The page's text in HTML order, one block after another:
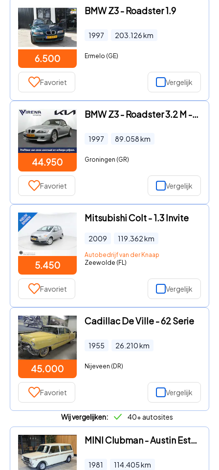
6.500
BMW Z3 - Roadster 1.9
1997 203.126km
Ermelo (GE)
Favoriet Vergelijk
44.950
BMW Z3 - Roadster 3.2 M - Airco - Stoelverwarming - 321 PK - Virena Z
1997 89.058km
Groningen (GR)
Favoriet Vergelijk
5.450
Mitsubishi Colt - 1.3 Invite
2009 119.362km
Autobedrijf van der Knaap
Zeewolde (FL)
Favoriet Vergelijk
45.000
Cadillac De Ville - 62 Serie
1955 26.210km
Nijeveen (DR)
Favoriet Vergelijk
Wij vergelijken: 40+ autosites
MINI Clubman - Austin Estate 1000. Gave Italiaanse auto. Hoedenplank
1981 114.405km